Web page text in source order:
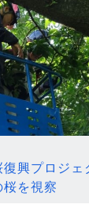
復興プロジ
桜を視察